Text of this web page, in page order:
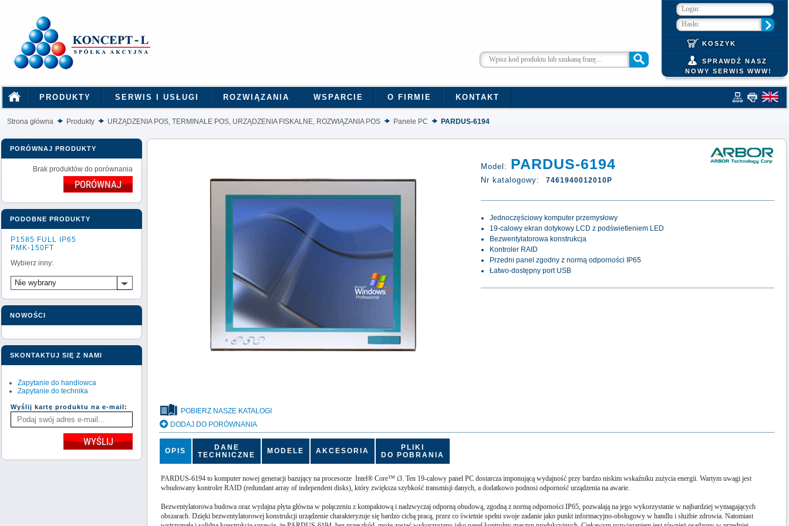
KOSZYK
SPRAWDŹ NASZ
NOWY SERWIS WWW!
PRODUKTY SERWIS I USŁUGI ROZWIĄZANIA WSPARCIE O FIRMIE KONTAKT
Strona główna Produkty URZĄDZENIA POS, TERMINALE POS, URZĄDZENIA FISKALNE, ROZWIĄZANIA POS Panele PC PARDUS-6194
PORÓWNAJ PRODUKTY
Brak produktów do porównania
PODOBNE PRODUKTY
P1585 FULL IP65
PMK-150FT
Wybierz inny:
Nie wybrany
NOWOŚCI
SKONTAKTUJ SIĘ Z NAMI
Zapytanie do handlowca
Zapytanie do technika
Wyślij kartę produktu na e-mail: POBIERZ NASZE KATALOGI
Model: PARDUS-6194
Nr katalogowy: 7461940012010P
Jednoczęściowy komputer przemysłowy
19-calowy ekran dotykowy LCD z podświetleniem LED
Bezwentylatorowa konstrukcja
Kontroler RAID
Przedni panel zgodny z normą odporności IP65
Łatwo-dostępny port USB
DODAJ DO PORÓWNANIA
OPIS
DANE
TECHNICZNE
MODELE AKCESORIA
PLIKI
DO POBRANIA
PARDUS-6194 to komputer nowej generacji bazujący na procesorze Intel® Core™ i3. Ten 19-calowy panel PC dostarcza imponującą wydajność przy bardzo niskim wskaźniku zużycia energii. Wartym uwagi jest
wbudowany kontroler RAID (redundant array of independent disks), który zwiększa szybkość transmisji danych, a dodatkowo podnosi odporność urządzenia na awarie.
Bezwentylatorowa budowa oraz wydajna płyta główna w połączeniu z kompaktową i nadzwyczaj odporną obudową, zgodną z normą odporności IP65, pozwalają na jego wykorzystanie w najbardziej wymagających
obszarach. Dzięki bezwentylatorowej konstrukcji urządzenie charakteryzuje się bardzo cichą pracą, przez co świetnie spełni swoje zadanie jako punkt informacyjno-obsługowy w handlu i służbie zdrowia. Natomiast